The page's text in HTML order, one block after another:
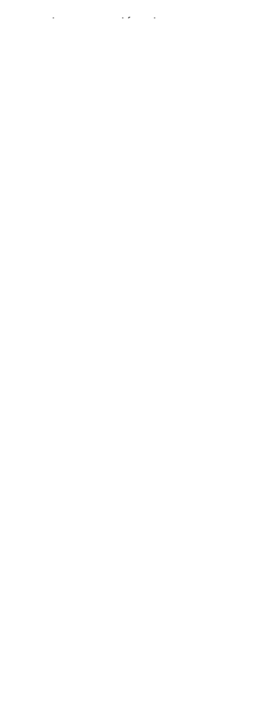
Le vernissage se déroulera ce